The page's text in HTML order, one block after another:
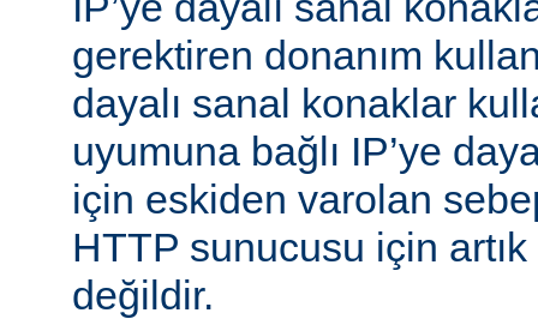
gerektiren donanım
dayalı sanal konaklar
uyumuna bağlı IP’ye
için eskiden varolan
HTTP sunucusu için
değildir.